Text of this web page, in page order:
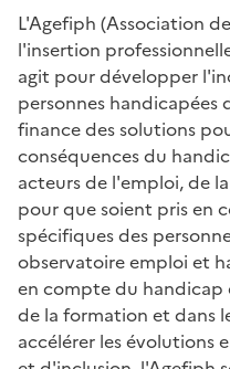
L'Agefiph (Association
l'insertion
agit pour développer
personnes handicapées
finance des solutions
conséquences du
acteurs de l'emploi, de
pour que soient pris en
spécifiques des
observatoire emploi et
en compte du handicap
de la formation et dans
accélérer les évolutions